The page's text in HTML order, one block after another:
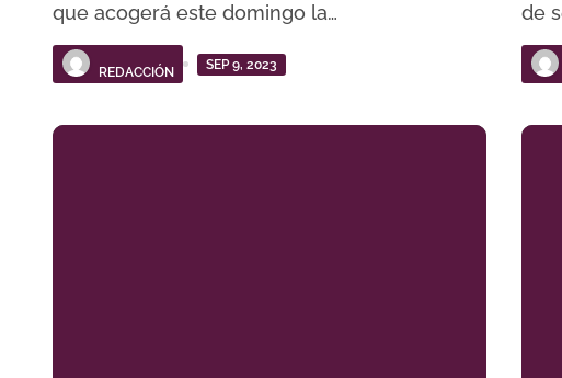
que acogerá este domingo la…
REDACCIÓN
SEP 9, 2023
de